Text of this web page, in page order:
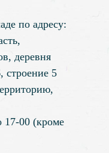
по адресу:
деревня
строение 5
17-00 (кроме